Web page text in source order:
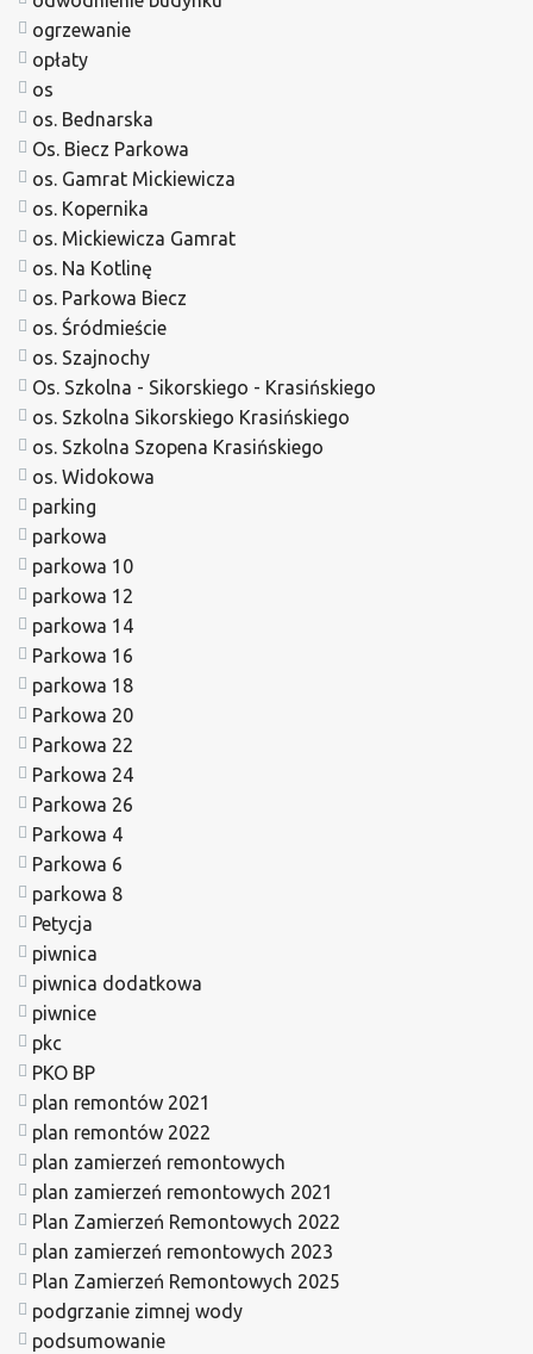
ogrzewanie
opłaty
os
os. Bednarska
Os. Biecz Parkowa
os. Gamrat Mickiewicza
os. Kopernika
os. Mickiewicza Gamrat
os. Na Kotlinę
os. Parkowa Biecz
os. Śródmieście
os. Szajnochy
Os. Szkolna - Sikorskiego - Krasińskiego
os. Szkolna Sikorskiego Krasińskiego
os. Szkolna Szopena Krasińskiego
os. Widokowa
parking
parkowa
parkowa 10
parkowa 12
parkowa 14
Parkowa 16
parkowa 18
Parkowa 20
Parkowa 22
Parkowa 24
Parkowa 26
Parkowa 4
Parkowa 6
parkowa 8
Petycja
piwnica
piwnica dodatkowa
piwnice
pkc
PKO BP
plan remontów 2021
plan remontów 2022
plan zamierzeń remontowych
plan zamierzeń remontowych 2021
Plan Zamierzeń Remontowych 2022
plan zamierzeń remontowych 2023
Plan Zamierzeń Remontowych 2025
podgrzanie zimnej wody
podsumowanie